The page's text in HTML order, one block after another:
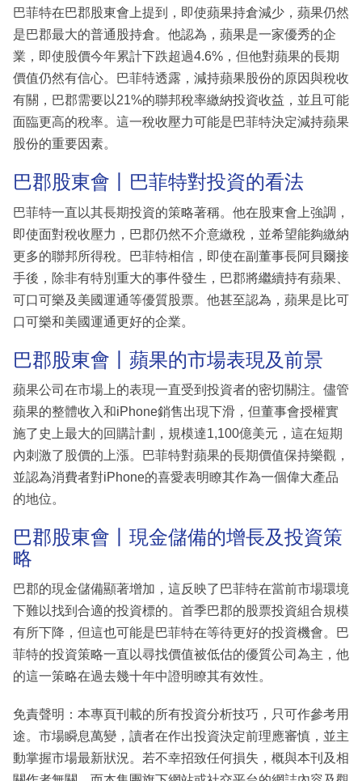
巴菲特在巴郡股東會上提到，即使蘋果持倉減少，蘋果仍然
是巴郡最大的普通股持倉。他認為，蘋果是一家優秀的企
業，即使股價今年累計下跌超過4.6%，但他對蘋果的長期
價值仍然有信心。巴菲特透露，減持蘋果股份的原因與稅收
有關，巴郡需要以21%的聯邦稅率繳納投資收益，並且可能
面臨更高的稅率。這一稅收壓力可能是巴菲特決定減持蘋果
股份的重要因素。
巴郡股東會丨巴菲特對投資的看法
巴菲特一直以其長期投資的策略著稱。他在股東會上強調，
即使面對稅收壓力，巴郡仍然不介意繳稅，並希望能夠繳納
更多的聯邦所得稅。巴菲特相信，即使在副董事長阿貝爾接
手後，除非有特別重大的事件發生，巴郡將繼續持有蘋果、
可口可樂及美國運通等優質股票。他甚至認為，蘋果是比可
口可樂和美國運通更好的企業。
巴郡股東會丨蘋果的市場表現及前景
蘋果公司在市場上的表現一直受到投資者的密切關注。儘管
蘋果的整體收入和iPhone銷售出現下滑，但董事會授權實
施了史上最大的回購計劃，規模達1,100億美元，這在短期
內刺激了股價的上漲。巴菲特對蘋果的長期價值保持樂觀，
並認為消費者對iPhone的喜愛表明瞭其作為一個偉大產品
的地位。
巴郡股東會丨現金儲備的增長及投資策
略
巴郡的現金儲備顯著增加，這反映了巴菲特在當前市場環境
下難以找到合適的投資標的。首季巴郡的股票投資組合規模
有所下降，但這也可能是巴菲特在等待更好的投資機會。巴
菲特的投資策略一直以尋找價值被低估的優質公司為主，他
的這一策略在過去幾十年中證明瞭其有效性。
免責聲明：本專頁刊載的所有投資分析技巧，只可作參考用
途。市場瞬息萬變，讀者在作出投資決定前理應審慎，並主
動掌握市場最新狀況。若不幸招致任何損失，概與本刊及相